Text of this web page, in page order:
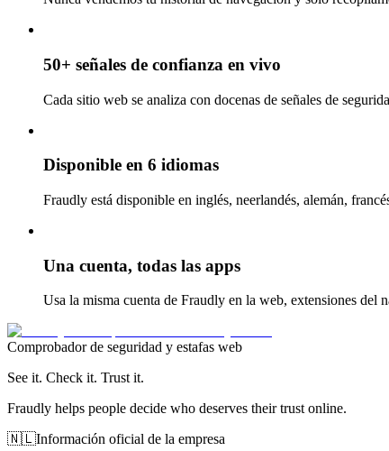
50+ señales de confianza en vivo
Cada sitio web se analiza con docenas de señales de
Disponible en 6 idiomas
Fraudly está disponible en inglés, neerlandés, alemán,
Una cuenta, todas las apps
Usa la misma cuenta de Fraudly en la web, extensiones del
Comprobador de seguridad y estafas web
See it. Check it. Trust it.
Fraudly helps people decide who deserves their trust online.
🇳🇱Información oficial de la empresa